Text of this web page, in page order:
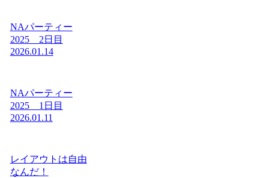
NAパーティー
2025 2日目
2026.01.14
NAパーティー
2025 1日目
2026.01.11
レイアウトは自由
なんだ！